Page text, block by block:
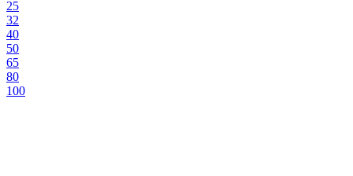
25
32
40
50
65
80
100